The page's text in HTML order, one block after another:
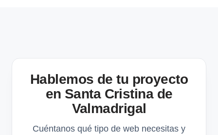
Hablemos de tu proyecto
en Santa Cristina de
Valmadrigal
Cuéntanos qué tipo de web necesitas y